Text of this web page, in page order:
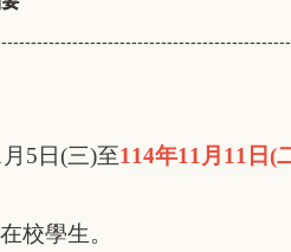
5日(三)至114年11 月11日(
校學生。